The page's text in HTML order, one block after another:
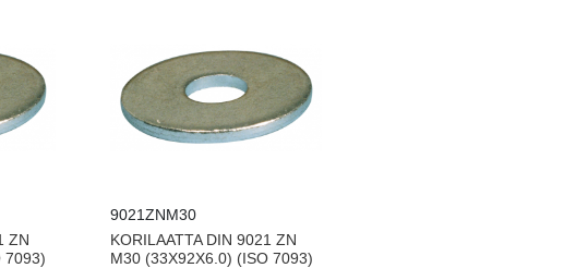
ZN
7093)
9021ZNM30
KORILAATTA DIN 9021 ZN
M30 (33X92X6.0) (ISO 7093)